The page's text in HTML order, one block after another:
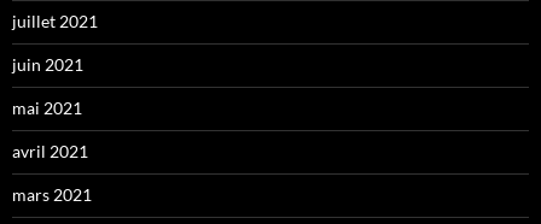
juillet 2021
juin 2021
mai 2021
avril 2021
mars 2021